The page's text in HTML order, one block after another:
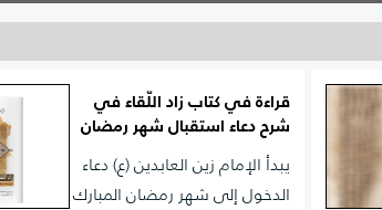
قراءة في كتاب زاد اللّقاء في
شرح دعاء استقبال شهر رمضان
يبدأ الإمام زين العابدين (ع) دعاء
الدخول إلى شهر رمضان المبارك